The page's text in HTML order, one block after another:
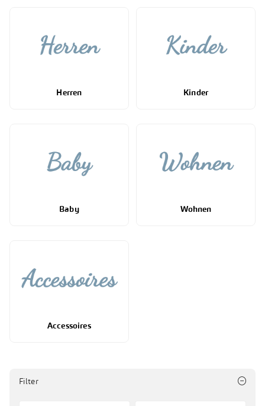
Herren Kinder
Baby Wohnen
Accessoires
Filter